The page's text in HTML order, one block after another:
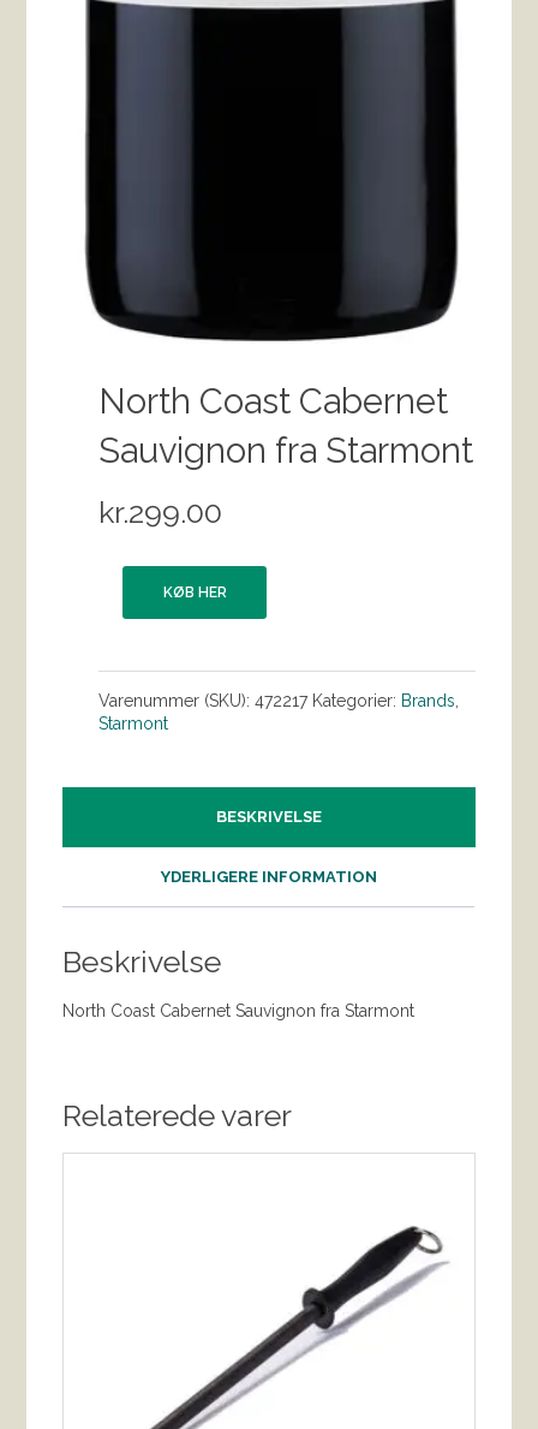
North Coast Cabernet
Sauvignon fra Starmont
kr.299.00
KØB HER
Varenummer (SKU):472217 Kategorier: Brands
Starmont
BESKRIVELSE
YDERLIGERE INFORMATION
Beskrivelse
North Coast Cabernet Sauvignon fra Starmont
Relaterede varer